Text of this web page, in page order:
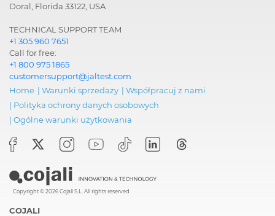
Doral, Florida 33122, USA
TECHNICAL SUPPORT TEAM
+1 305 960 7651
Call for free:
+1 800 975 1865
customersupport@jaltest.com
Home | Warunki sprzedaży | Współpracuj z nami
| Polityka ochrony danych osobowych
| Ogólne warunki użytkowania
Copyright © 2026 Cojali S.L. All rights reserved
COJALI